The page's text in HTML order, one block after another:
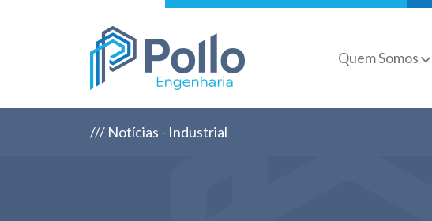
Quem Somos
/// Notícias - Industrial